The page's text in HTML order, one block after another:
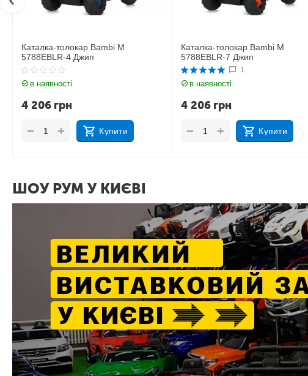
Каталка-толокар Bambi M
5788EBLR-7 Джип
в наявності
4 206 грн
Купити
+
−
Каталка-толокар Bambi M
5788EBLR-9 Джип
в наявності
4 206 грн
Купити
+
−
ШОУ РУМ У КИЄВІ